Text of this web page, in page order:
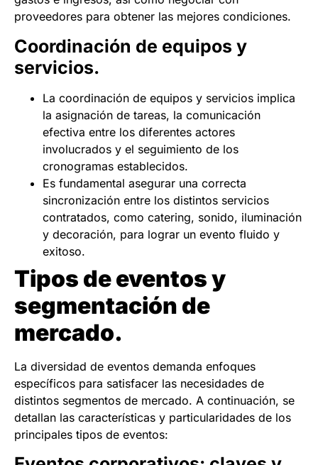
proveedores para obtener las mejores condiciones.
Coordinación de equipos y
servicios.
La coordinación de equipos y servicios implica
la asignación de tareas, la comunicación
efectiva entre los diferentes actores
involucrados y el seguimiento de los
cronogramas establecidos.
Es fundamental asegurar una correcta
sincronización entre los distintos servicios
contratados, como catering, sonido, iluminación
y decoración, para lograr un evento fluido y
exitoso.
Tipos de eventos y
segmentación de
mercado.
La diversidad de eventos demanda enfoques
específicos para satisfacer las necesidades de
distintos segmentos de mercado. A continuación, se
detallan las características y particularidades de los
principales tipos de eventos: